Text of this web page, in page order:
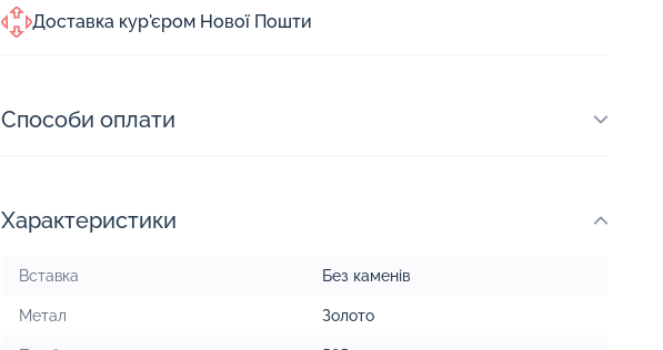
Доставка кур'єром Нової Пошти
Способи оплати
Характеристики
Вставка Без каменів
Метал Золото